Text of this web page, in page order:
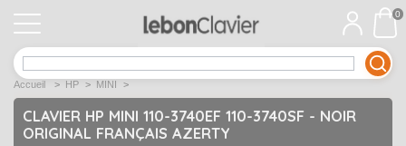
APPLE 1
Open submenu
ACER 12
Open submenu
ASUS
0
Accueil > HP > MINI >
CLAVIER HP MINI 110-3740EF 110-3740SF - NOIR
ORIGINAL FRANÇAIS AZERTY